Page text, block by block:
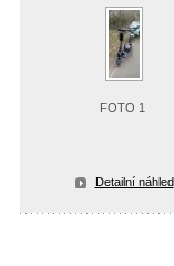
FOTO 1
Detailní náhled